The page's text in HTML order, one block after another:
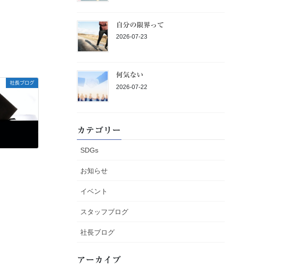
社長ブログ
自分の限界って
2026-07-23
何気ない
2026-07-22
カテゴリー
SDGs
お知らせ
イベント
スタッフブログ
社長ブログ
アーカイブ